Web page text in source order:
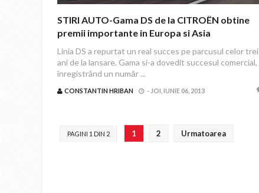
STIRI AUTO-Gama DS de la CITROËN obtine
premii importante in Europa si Asia
Linia DS a repurtat un real succes pe parcusul celor trei
ani de la lansare. Gama si-a dovedit succesul comercial,
înregistrând un număr ...
CONSTANTIN HRIBAN - JOI, IUNIE 06, 2013
PAGINI 1 DIN 2 1 2 Urmatoarea